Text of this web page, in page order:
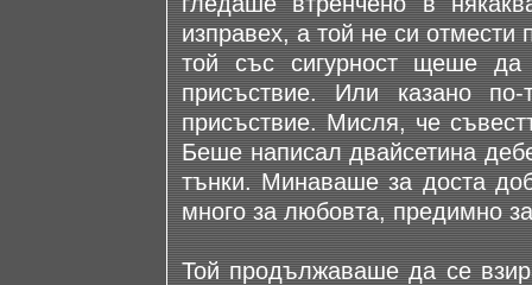
изправех, а той не си
той със сигурност щеше
присъствие. Или казано
присъствие. Мисля, че
Беше написал двайсетина
тънки. Минаваше за доста
много за любовта, предимно
Той продължаваше да се